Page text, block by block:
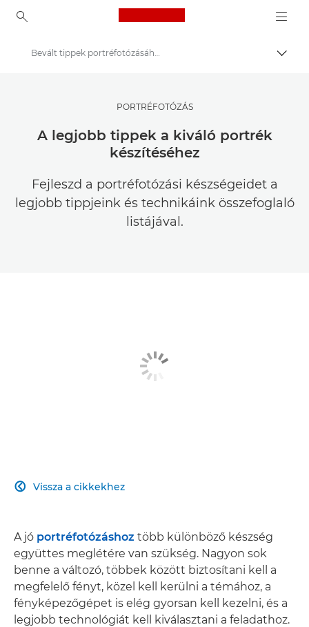
Canon Logo, back to
Meríts inspirációt | Tippek fényképezéshez és nyomtatáshoz, valamint vásárlói útmutatók
Fényképezési és nyomtatási tippek és technikák
Bevált tippek portréfotózásához
PORTRÉFOTÓZÁS
A legjobb tippek a kiváló portrék
készítéséhez
Fejleszd a portréfotózási készségeidet a
legjobb tippjeink és technikáink összefoglaló
listájával.
Vissza a cikkekhez

A jó portréfotózáshoz több különböző készség
együttes meglétére van szükség. Nagyon sok
benne a változó, többek között biztosítani kell a
megfelelő fényt, közel kell kerülni a témához, a
fényképezőgépet is elég gyorsan kell kezelni, és a
legjobb technológiát kell kiválasztani a feladathoz.